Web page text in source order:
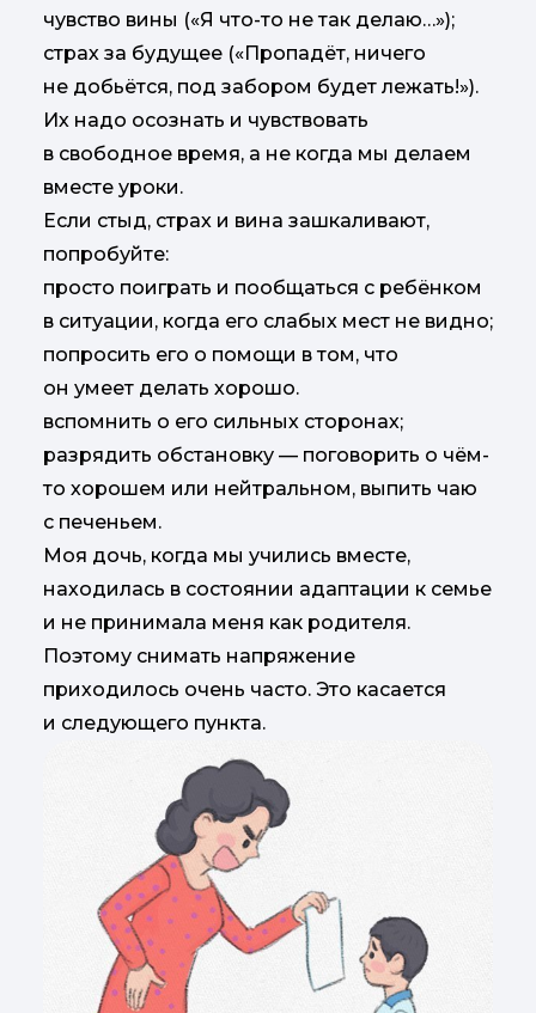
чувство вины («Я что-то не так делаю…»);
страх за будущее («Пропадёт, ничего
не добьётся, под забором будет лежать!»).
Их надо осознать и чувствовать
в свободное время, а не когда мы делаем
вместе уроки.
Если стыд, страх и вина зашкаливают,
попробуйте:
просто поиграть и пообщаться с ребёнком
в ситуации, когда его слабых мест не видно;
попросить его о помощи в том, что
он умеет делать хорошо.
вспомнить о его сильных сторонах;
разрядить обстановку — поговорить о чём-
то хорошем или нейтральном, выпить чаю
с печеньем.
Моя дочь, когда мы учились вместе,
находилась в состоянии адаптации к семье
и не принимала меня как родителя.
Поэтому снимать напряжение
приходилось очень часто. Это касается
и следующего пункта.